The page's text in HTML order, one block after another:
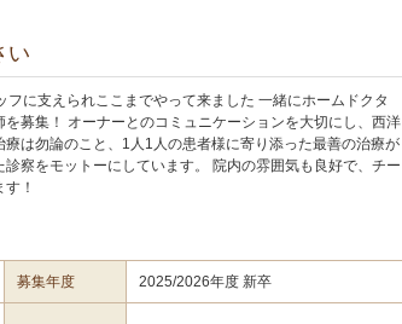
い
に支えられここまでやって来ました 一緒にホームドクタ
募集！ オーナーとのコミュニケーションを大切にし、西洋
は勿論のこと、1人1人の患者様に寄り添った最善の治療が
察をモットーにしています。 院内の雰囲気も良好で、チー
！
募集年度 2025/2026年度 新卒